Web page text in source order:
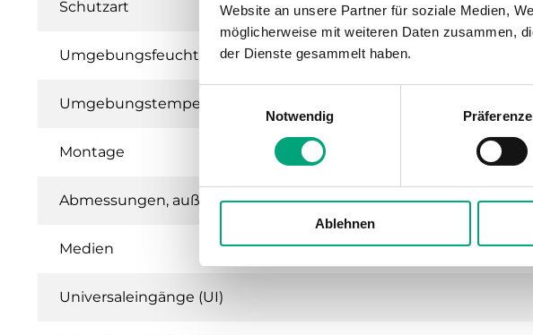
Website an unsere Partner für soziale Medien,
möglicherweise mit weiteren Daten zusammen,
der Dienste gesammelt haben.
Notwendig
Ablehnen
Schutzart
Umgebungsfeuchte (nicht kondensierend)
Umgebungstemperatur
Montage
Abmessungen, außen (B x H x T)
Medien
Universaleingänge (UI)